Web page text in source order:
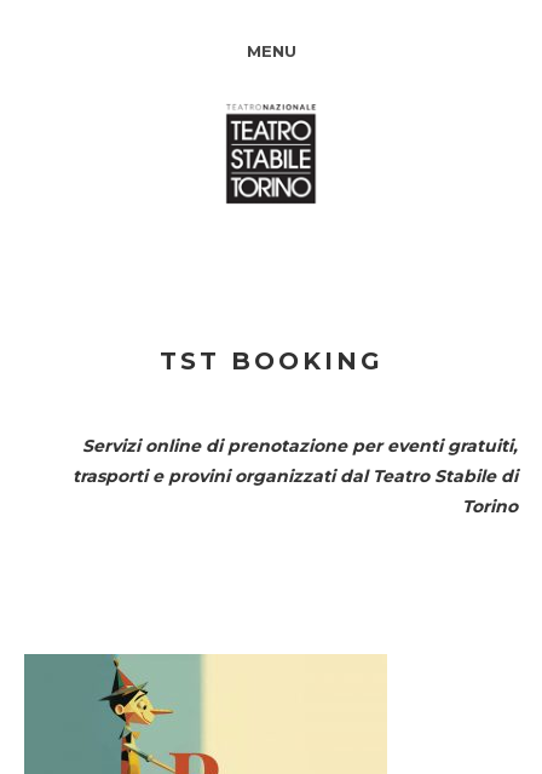
MENU
TST BOOKING
Servizi online di prenotazione per eventi gratuiti,
trasporti e provini organizzati dal Teatro Stabile di
Torino